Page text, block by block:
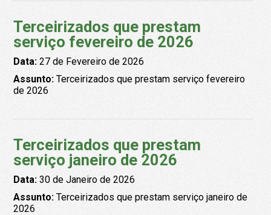
Terceirizados que prestam
serviço fevereiro de 2026
Data:27 de Fevereiro de 2026
Assunto:Terceirizados que prestam serviço fevereiro
de 2026
Terceirizados que prestam
serviço janeiro de 2026
Data:30 de Janeiro de 2026
Assunto:Terceirizados que prestam serviço janeiro de
2026